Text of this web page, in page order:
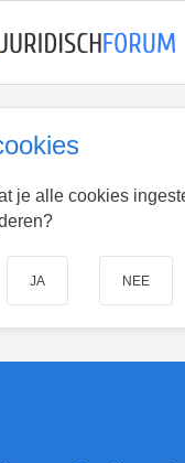
je alle cookies